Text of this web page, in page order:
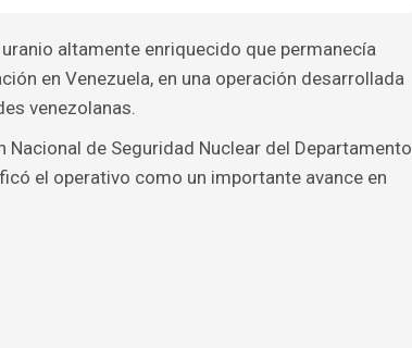
altamente enriquecido que permanecía
en Venezuela, en una operación desarrollada
venezolanas.
de Seguridad Nuclear del Departamento
el operativo como un importante avance en